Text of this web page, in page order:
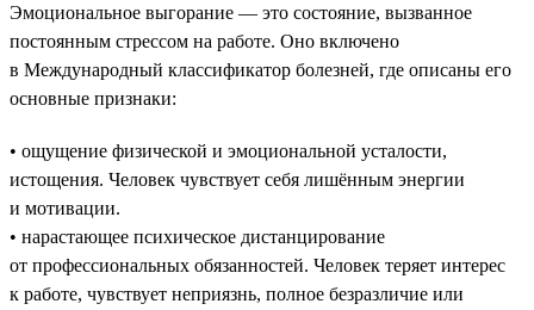
Эмоциональное выгорание — это состояние, вызванное
постоянным стрессом на работе. Оно включено
в Международный классификатор болезней, где описаны его
основные признаки:
• ощущение физической и эмоциональной усталости,
истощения. Человек чувствует себя лишённым энергии
и мотивации.
• нарастающее психическое дистанцирование
от профессиональных обязанностей. Человек теряет интерес
к работе, чувствует неприязнь, полное безразличие или